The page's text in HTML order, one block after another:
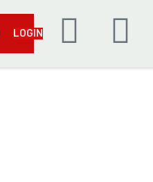
LOGIN